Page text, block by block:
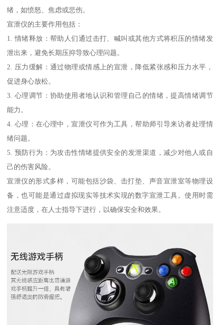
绪，如愤怒、焦虑或悲伤。
宣泄仪的主要作用包括：
1. 情绪释放：帮助人们通过击打、喊叫或其他方式将积压的情绪发
泄出来，避免长期压抑导致心理问题。
2. 压力缓解：通过物理或情感上的宣泄，降低紧张感和压力水平，
促进身心放松。
3. 心理调节：协助使用者地认识和管理自己的情绪，提高情绪调节
能力。
4. 心理：在心理中，宣泄仪可作为工具，帮助师引导来访者处理情
绪问题。
5. 预防行为：为攻击性情绪提供安全的发泄渠道，减少对他人或自
己的伤害风险。
宣泄仪的形式多样，可能包括沙袋、击打垫、声音宣泄室等物理设
备，也可能是通过虚拟现实等技术实现的数字宣泄工具。使用时需
注意适度，在人士指导下进行，以确保安全和效果。